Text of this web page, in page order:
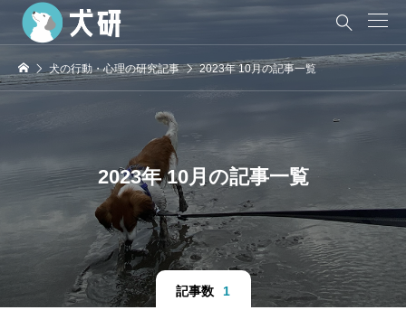

犬の行動・心理の研究記事 2023年 10月の記事一覧
2023年 10月の記事一覧
記事数 1